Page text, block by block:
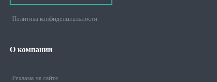
Политика конфиденциальности
О компании
Реклама на сайте